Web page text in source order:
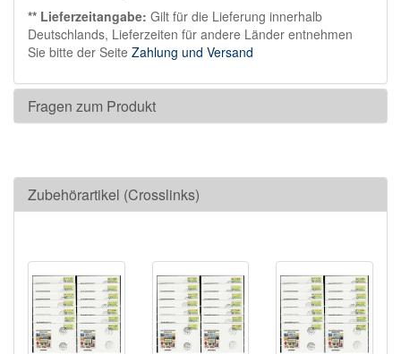
** Lieferzeitangabe: Gilt für die Lieferung innerhalb
Deutschlands, Lieferzeiten für andere Länder entnehmen
Sie bitte der Seite Zahlung und Versand
Fragen zum Produkt
Zubehörartikel (Crosslinks)